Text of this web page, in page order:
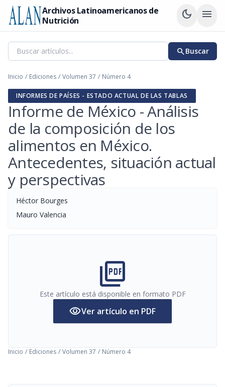
Archivos Latinoamericanos de
Nutrición
dark_mode menu
searchBuscar
Inicio / Ediciones / Volumen 37 / Número 4
INFORMES DE PAÍSES - ESTADO ACTUAL DE LAS TABLAS
Informe de México - Análisis
de la composición de los
alimentos en México.
Antecedentes, situación actual
y perspectivas
Héctor Bourges
Mauro Valencia
picture_as_pdf
Este artículo está disponible en formato PDF
visibilityVer artículo en PDF
Inicio / Ediciones / Volumen 37 / Número 4